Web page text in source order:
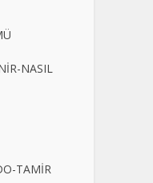
NASIL
TAMİR